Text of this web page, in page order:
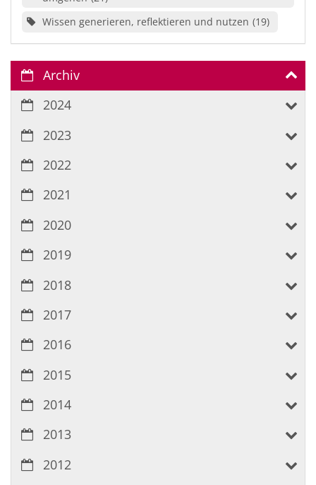
Wissen generieren, reflektieren und nutzen 19
Archiv
2024
2023
2022
2021
2020
2019
2018
2017
2016
2015
2014
2013
2012